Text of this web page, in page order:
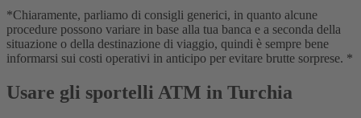
*Chiaramente, parliamo di consigli generici, in quanto alcune
procedure possono variare in base alla tua banca e a seconda della
situazione o della destinazione di viaggio, quindi è sempre bene
informarsi sui costi operativi in anticipo per evitare brutte sorprese. *
Usare gli sportelli ATM in Turchia